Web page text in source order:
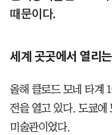
때문이다.
세계 곳곳에서 열리
올해 클로드 모네 타계
전을 열고 있다. 도쿄에
미술관이었다.